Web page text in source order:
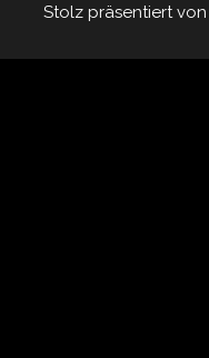
Stolz präsentiert von